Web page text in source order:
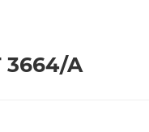
3664/A